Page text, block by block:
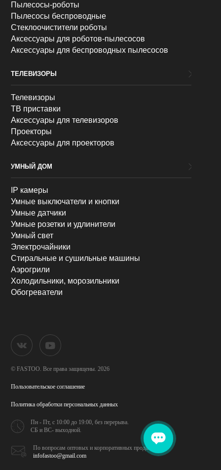
Пылесосы-роботы
Пылесосы беспроводные
Стеклоочистители роботы
Аксессуары для роботов-пылесосов
Аксессуары для беспроводных пылесосов
ТЕЛЕВИЗОРЫ
Телевизоры
ТВ приставки
Аксессуары для телевизоров
Проекторы
Аксессуары для проекторов
УМНЫЙ ДОМ
IP камеры
Умные выключатели и кнопки
Умные датчики
Умные розетки и удлинители
Умный свет
Электрочайники
Стиральные и сушильные машины
Аэрогрили
Холодильники, морозильники
Обогреватели
© FASTOO. Все права защищены. 2026
Пользовательское соглашение
Политика обработкиперсональных данных
Пн - Пт, с 10:00 до 19:00,без перерыва.
СБ и ВС- выходной.
По вопросам оптовых икорпоративных продаж
infofastoo@gmail.com